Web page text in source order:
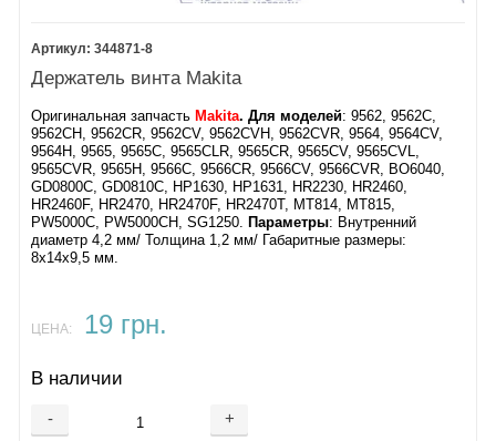
344871-8
Держатель винта Makita
Оригинальная запчасть Makita. Для моделей: ​9562, 9562C,
9562CH, 9562CR, 9562CV, 9562CVH, 9562CVR, 9564, 9564CV,
9564H, 9565, 9565C, 9565CLR, 9565CR, 9565CV, 9565CVL,
9565CVR, 9565H, 9566C, 9566CR, 9566CV, 9566CVR, BO6040,
GD0800C, GD0810C, HP1630, HP1631, HR2230, HR2460,
HR2460F, HR2470, HR2470F, HR2470T, MT814, MT815,
PW5000C, PW5000CH, SG1250. Параметры: Внутренний
диаметр 4,2 мм/ Толщина 1,2 мм/ Габаритные размеры:
8х14х9,5 мм.
ЦЕНА: 19 грн.
В наличии
- +